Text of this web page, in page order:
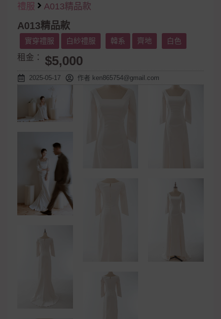
禮服 A013精品款
A013精品款
實穿禮服 白紗禮服 韓系 齊地 白色
租金： $5,000
2025-05-17 作者 ken865754@gmail.com